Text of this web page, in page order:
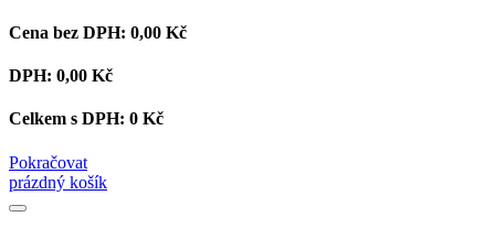
Cena bez DPH: 0,00 Kč
DPH: 0,00 Kč
Celkem s DPH: 0 Kč
Pokračovat
prázdný košík